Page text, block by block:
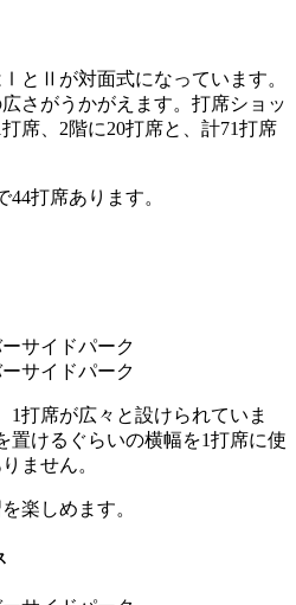
とⅡが対面式になっています。
さがうかがえます。打席ショッ
席、2階に20打席と、計71打席
打席あります。
1打席が広々と設けられていま
置けるぐらいの横幅を1打席に使
ません。
楽しめます。